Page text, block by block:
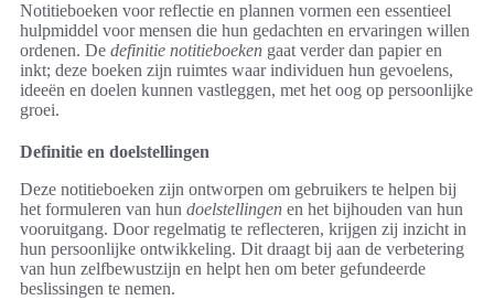
Notitieboeken voor reflectie en plannen vormen een essentieel
hulpmiddel voor mensen die hun gedachten en ervaringen willen
ordenen. De definitie notitieboeken gaat verder dan papier en
inkt; deze boeken zijn ruimtes waar individuen hun gevoelens,
ideeën en doelen kunnen vastleggen, met het oog op persoonlijke
groei.
Definitie en doelstellingen
Deze notitieboeken zijn ontworpen om gebruikers te helpen bij
het formuleren van hun doelstellingen en het bijhouden van hun
vooruitgang. Door regelmatig te reflecteren, krijgen zij inzicht in
hun persoonlijke ontwikkeling. Dit draagt bij aan de verbetering
van hun zelfbewustzijn en helpt hen om beter gefundeerde
beslissingen te nemen.